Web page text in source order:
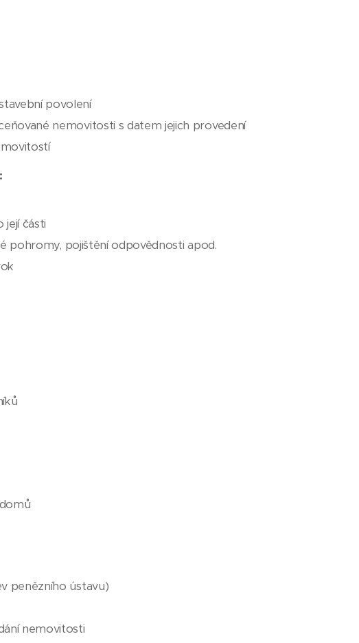
povolení
nemovitosti s datem jejich provedení
části
pohromy, pojištění odpovědnosti apod.
penězního ústavu)
nemovitosti